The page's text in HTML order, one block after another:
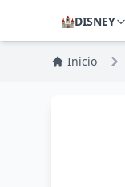
🏰DISNEY
Inicio